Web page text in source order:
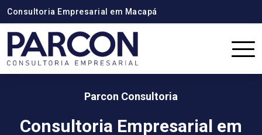
Consultoria Empresarial em Macapá
Parcon Consultoria
Consultoria Empresarial em